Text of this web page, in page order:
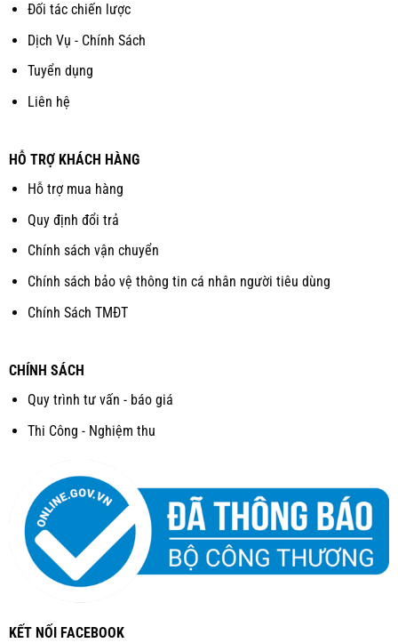
Đối tác chiến lược
Dịch Vụ - Chính Sách
Tuyển dụng
Liên hệ
HỖ TRỢ KHÁCH HÀNG
Hỗ trợ mua hàng
Quy định đổi trả
Chính sách vận chuyển
Chính sách bảo vệ thông tin cá nhân người tiêu dùng
Chính Sách TMĐT
CHÍNH SÁCH
Quy trình tư vấn - báo giá
Thi Công - Nghiệm thu
KẾT NỐI FACEBOOK